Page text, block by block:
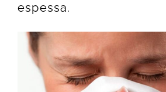
espessa.